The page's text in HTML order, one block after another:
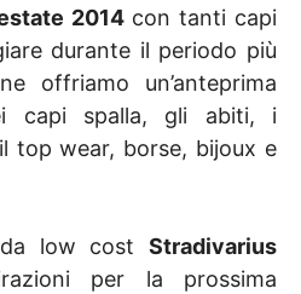
2014con tanti capi
durante il periodo più
offriamo un’anteprima
capi spalla, gli abiti, i
top wear, borse, bijoux e
low cost Stradivarius
per la prossima